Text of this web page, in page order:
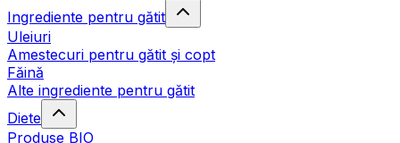
Ingrediente pentru gătit
Uleiuri
Amestecuri pentru gătit și copt
Făină
Alte ingrediente pentru gătit
Diete
Produse BIO